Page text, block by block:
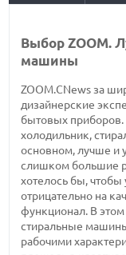
Выбор ZOOM.
машины
ZOOM.CNews за
дизайнерские
бытовых
холодильник,
основном, лучше и
слишком большие
хотелось бы,
отрицательно на
функционал. В
стиральные
рабочими